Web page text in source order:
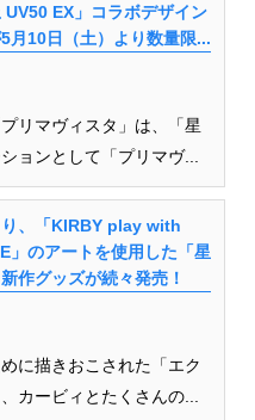
UV50 EX」コラボデザイン
月10日（土）より数量限...
リマヴィスタ」は、「星
ョンとして「プリマヴ...
り、「KIRBY play with
」のアートを使用した「星
作グッズが続々発売！
に描きおこされた「エク
カービィとたくさんの...